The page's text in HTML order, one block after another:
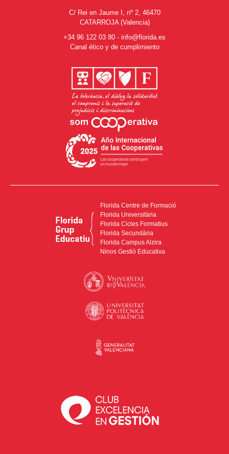
C/ Rei en Jaume I, nº 2, 46470
CATARROJA (Valencia)
+34 96 122 03 80 - info@florida.es
Canal ético y de cumplimiento
Florida Centre de Formació
Florida Universitària
Florida Cicles Formatius
Florida Secundària
Florida Campus Alzira
Ninos Gestió Educativa